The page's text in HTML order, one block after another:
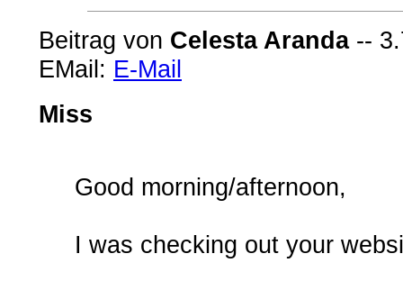
Beitrag von Celesta Aranda--
EMail: E-Mail
Miss
Good morning/afternoon,
I was checking out your